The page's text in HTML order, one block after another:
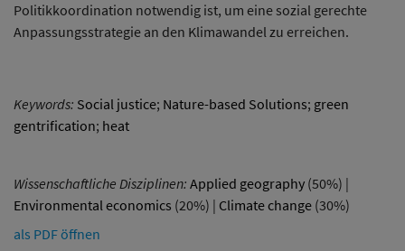
Politikkoordination notwendig ist, um eine sozial gerechte
Anpassungsstrategie an den Klimawandel zu erreichen.
Keywords: Social justice; Nature-based Solutions; green
gentrification; heat
Wissenschaftliche Disziplinen: Applied geography (50%) |
Environmental economics (20%) | Climate change (30%)
als PDF öffnen